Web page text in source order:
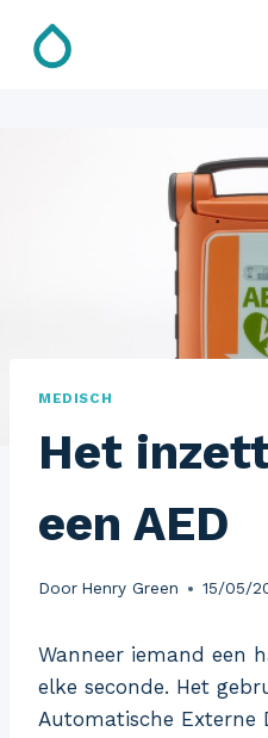
naar
MEDISCH
Het
een AED
Door Henry Green 15/05/
Wanneer iemand een
elke seconde. Het
Automatische Externe